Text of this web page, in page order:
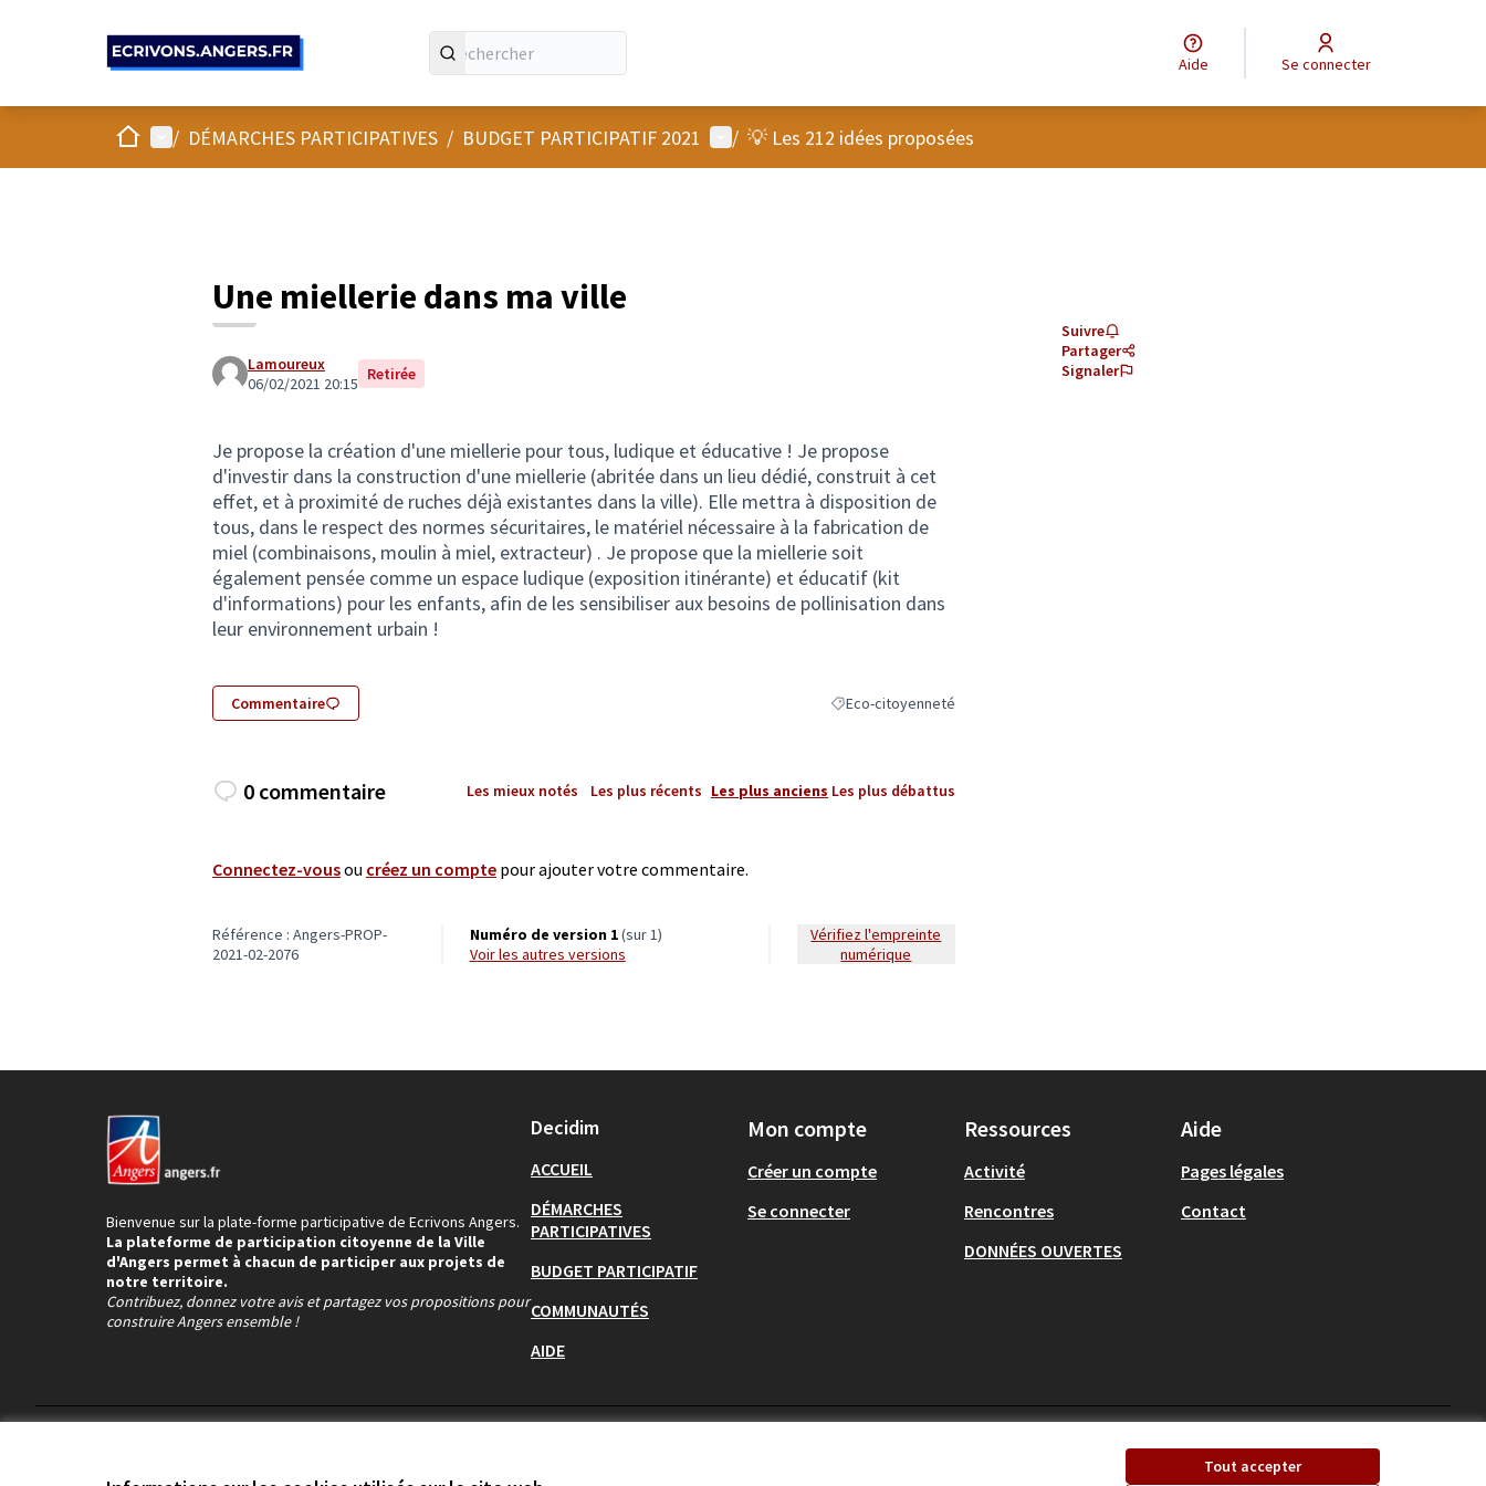
Tout accepter
Aide Se connecter
AccueilMenu principal
/ DÉMARCHES PARTICIPATIVES / BUDGET PARTICIPATIF 2021 Menu utilisateur
/ 💡 Les 212 idées proposées
Une miellerie dans ma ville
Lamoureux
06/02/2021 20:15 Retirée
Je propose la création d'une miellerie pour tous, ludique et éducative ! Je propose
d'investir dans la construction d'une miellerie (abritée dans un lieu dédié, construit à cet
effet, et à proximité de ruches déjà existantes dans la ville). Elle mettra à disposition de
tous, dans le respect des normes sécuritaires, le matériel nécessaire à la fabrication de
miel (combinaisons, moulin à miel, extracteur) . Je propose que la miellerie soit
également pensée comme un espace ludique (exposition itinérante) et éducatif (kit
d'informations) pour les enfants, afin de les sensibiliser aux besoins de pollinisation dans
leur environnement urbain !
Commentaire Filtrer les résultats de la catégorie : Eco-citoyenneté
Eco-citoyenneté
Suivre
Partager
Signaler
0 commentaire Les mieux notés Les plus récents Les plus anciens Les plus débattus
Connectez-vousou créez un compte pour ajouter votre commentaire.
Référence : Angers-PROP-
2021-02-2076
Numéro de version 1(sur 1)
voir les autres versions
Vérifiez l'empreinte
numérique
Bienvenue sur la plate-forme participative de Ecrivons Angers.
La plateforme de participation citoyenne de la Ville
d'Angers permet à chacun de participer aux projets de
notre territoire.
Contribuez, donnez votre avis et partagez vos propositions pour
construire Angers ensemble !
Decidim
ACCUEIL
DÉMARCHES
PARTICIPATIVES
BUDGET PARTICIPATIF
COMMUNAUTÉS
AIDE
Mon compte
Créer un compte
Se connecter
Ressources
Activité
Rencontres
DONNÉES OUVERTES
Aide
Pages légales
Contact
(Lien externe)(Lien externe)